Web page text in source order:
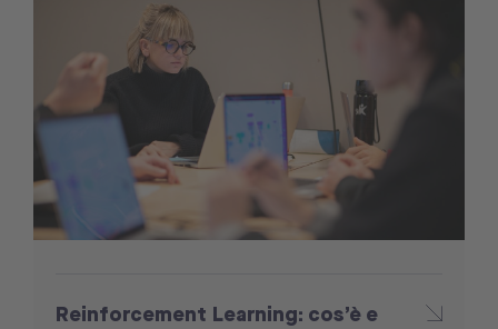
Reinforcement Learning: cos’è e